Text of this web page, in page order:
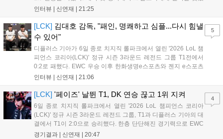
지만, 젠지 e스포츠의 홈 경기에서 원정 승리를 챙기며 분위기를
한 모습이었다. 다음은...
인터뷰 | 신연재 21:25
[LCK] 김대호 감독, "패인, 명쾌하고 심플...다시 힘낼
수 있어"
디플러스 기아가 6일 종로 치지직 롤파크에서 열린 '2026 LoL 챔
피언스 코리아(LCK)' 정규 시즌 3라운드 레전드 그룹 T1전에서
0:2로 패했다. EWC 우승 이후 한화생명e스포츠와 젠지 e스포츠
를 잡아내며 기세를 끌어올렸지만, 경기력이 제 궤도에 오른 T1은
"오늘 져서 너무 아쉽다"...
인터뷰 | 신연재 21:06
5
[LCK] '페이즈' 날뛴 T1, DK 연승 끊고 1위 지켜
6일 종로 치지직 롤파크에서 열린 '2026 LoL 챔피언스 코리아
(LCK)' 정규 시즌 3라운드 레전드 그룹, T1과 디플러스 기아의 대
결에서 T1이 2:0으로 승리했다. 한층 단단해진 경기력으로 EWC
우승을 기점으로 파죽지세의 연승을 이어가던 디플러스 기아를
경기결과 | 신연재 20:47
4